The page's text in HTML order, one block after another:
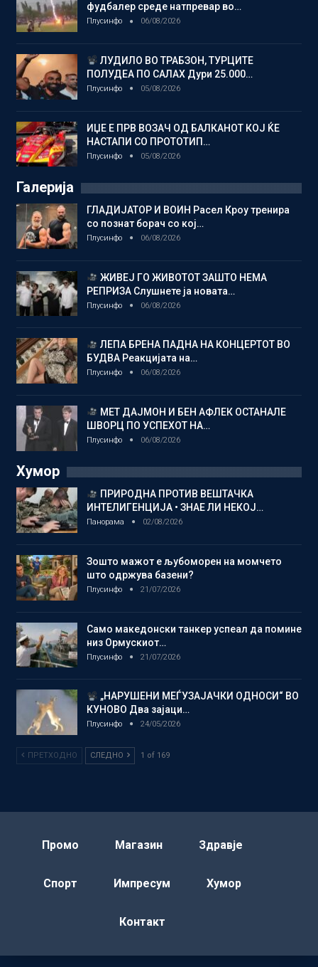
фудбалер среде натпревар во…
Плусинфо 06/08/2026
ЛУДИЛО ВО ТРАБЗОН, ТУРЦИТЕ
ПОЛУДЕА ПО САЛАХ Дури 25.000…
Плусинфо 05/08/2026
ИЏЕ Е ПРВ ВОЗАЧ ОД БАЛКАНОТ КОЈ ЌЕ
НАСТАПИ СО ПРОТОТИП…
Плусинфо 05/08/2026
Галерија
ГЛАДИЈАТОР И ВОИН Расел Кроу тренира
со познат борач со кој…
Плусинфо 06/08/2026
ЖИВЕЈ ГО ЖИВОТОТ ЗАШТО НЕМА
РЕПРИЗА Слушнете ја новата…
Плусинфо 06/08/2026
ЛЕПА БРЕНА ПАДНА НА КОНЦЕРТОТ ВО
БУДВА Реакцијата на…
Плусинфо 06/08/2026
МЕТ ДАЈМОН И БЕН АФЛЕК ОСТАНАЛЕ
ШВОРЦ ПО УСПЕХОТ НА…
Плусинфо 06/08/2026
Хумор
ПРИРОДНА ПРОТИВ ВЕШТАЧКА
ИНТЕЛИГЕНЦИЈА • ЗНАЕ ЛИ НЕКОЈ…
Панорама 02/08/2026
Зошто мажот е љубоморен на момчето
што одржува базени?
Плусинфо 21/07/2026
Само македонски танкер успеал да помине
низ Ормускиот…
Плусинфо 21/07/2026
„НАРУШЕНИ МЕЃУЗАЈАЧКИ ОДНОСИ“ ВО
КУНОВО Два зајаци…
Плусинфо 24/05/2026
ПРЕТХОДНО СЛЕДНО 1 of 169
Промо Магазин Здравје
Спорт Импресум Хумор
Контакт